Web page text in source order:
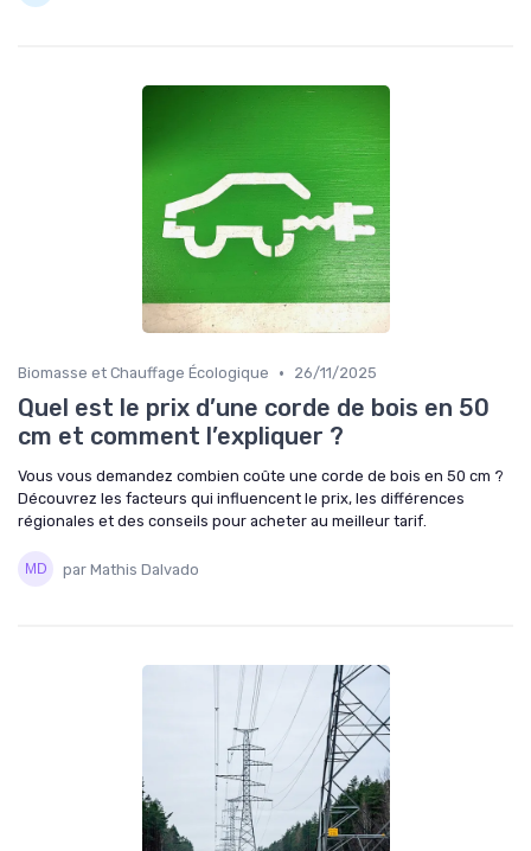
Biomasse et Chauffage Écologique • 26/11/2025
Quel est le prix d’une corde de bois en 50
cm et comment l’expliquer ?
Vous vous demandez combien coûte une corde de bois en 50 cm ?
Découvrez les facteurs qui influencent le prix, les différences
régionales et des conseils pour acheter au meilleur tarif.
par Mathis Dalvado